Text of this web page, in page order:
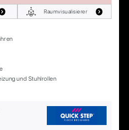
Raumvisualisierer
und Stuhlrollen